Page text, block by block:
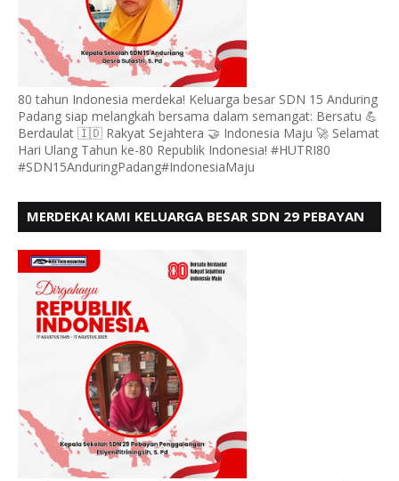
80 tahun Indonesia merdeka! Keluarga besar SDN 15 Anduring
Padang siap melangkah bersama dalam semangat: Bersatu 💪
Berdaulat 🇮🇩 Rakyat Sejahtera 🤝 Indonesia Maju 🚀 Selamat
Hari Ulang Tahun ke-80 Republik Indonesia! #HUTRI80
#SDN15AnduringPadang#IndonesiaMaju
MERDEKA! KAMI KELUARGA BESAR SDN 29 PEBAYAN
KE - 80